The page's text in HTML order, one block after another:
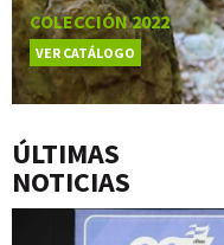
COLECCIÓN 2022
VER CATÁLOGO
ÚLTIMAS
NOTICIAS